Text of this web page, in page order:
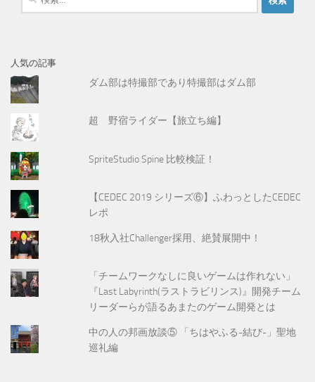
人気の記事
ダム部は特撮部であり特撮部はダム部
超 野宿ライダー【旅立ち編】
SpriteStudio Spine 比較検証！
【CEDEC 2019 シリーズ⑥】ふわっとしたCEDEC
レポ
18秋入社Challenger採用、絶賛展開中！
「チームワークなしに良いゲームは作れない」
『Last Labyrinth(ラストラビリンス)』開発チーム
リーダーらが語るあまたのゲーム開発とは
中の人の邦画放談⑤ 「ちはやふる-結び-」聖地
巡礼編